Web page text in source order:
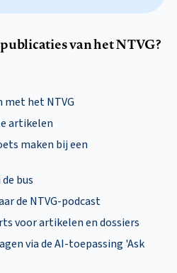
van het NTVG?
met het NTVG
artikelen
maken bij een
bus
de NTVG-podcast
voor artikelen en dossiers
via de AI-toepassing 'Ask